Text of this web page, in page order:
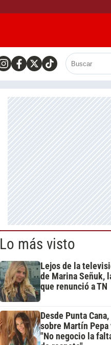
Lo más visto
Lejos de la
de Marina Señuk,
que renunció a TN
Desde Punta
sobre Martín Pepa
"No negocio la